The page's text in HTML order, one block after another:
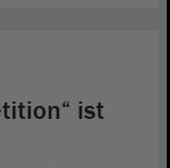
ist